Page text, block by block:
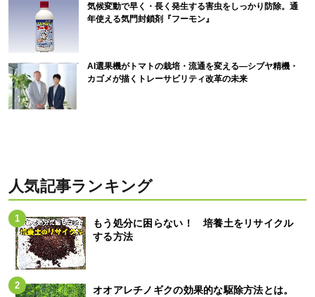
気候変動で早く・長く発生する害虫をしっかり防除。通
年使える気門封鎖剤『フーモン』
AI選果機がトマトの栽培・流通を変える―シブヤ精機・
カゴメが描くトレーサビリティ改革の未来
人気記事ランキング
もう処分に困らない！ 培養土をリサイクル
する方法
オオアレチノギクの効果的な駆除方法とは。